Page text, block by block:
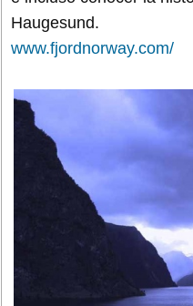
Haugesund.
www.fjordnorway.com/